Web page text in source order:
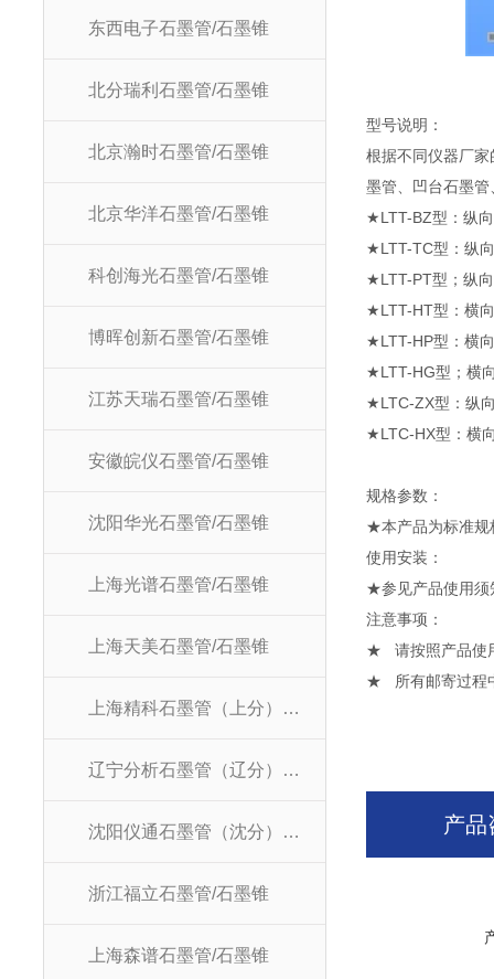
东西电子石墨管/石墨锥
北分瑞利石墨管/石墨锥
北京瀚时石墨管/石墨锥
北京华洋石墨管/石墨锥
科创海光石墨管/石墨锥
博晖创新石墨管/石墨锥
江苏天瑞石墨管/石墨锥
安徽皖仪石墨管/石墨锥
沈阳华光石墨管/石墨锥
上海光谱石墨管/石墨锥
上海天美石墨管/石墨锥
上海精科石墨管（上分）/石墨锥
辽宁分析石墨管（辽分）/石墨锥
沈阳仪通石墨管（沈分）/石墨锥
浙江福立石墨管/石墨锥
上海森谱石墨管/石墨锥
型号说明：
根据不同仪器厂
墨管、凹台石墨
★LTT-BZ型：纵
★LTT-TC型：纵
★LTT-PT型；纵
★LTT-HT型：横
★LTT-HP型：横
★LTT-HG型；横
★LTC-ZX型：纵
★LTC-HX型：横
规格参数：
★本产品为标准规
使用安装：
★参见产品使用须
注意事项：
★ 请按照产品使
★ 所有邮寄过程
产品